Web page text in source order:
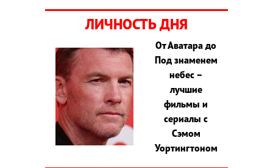
ЛИЧНОСТЬ ДНЯ
От Аватара до
Под знаменем
небес –
лучшие
фильмы и
сериалы с
Сэмом
Уортингтоном